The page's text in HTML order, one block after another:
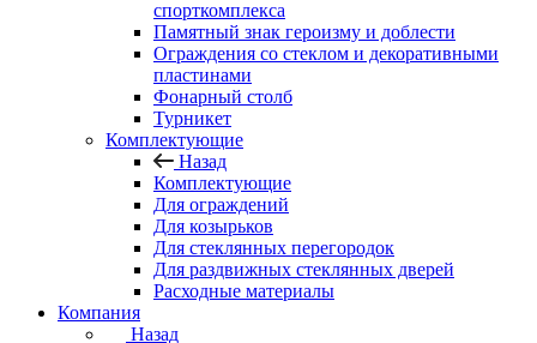
спорткомплекса
Памятный знак героизму и доблести
Ограждения со стеклом и декоративными
пластинами
Фонарный столб
Турникет
Комплектующие
Назад
Комплектующие
Для ограждений
Для козырьков
Для стеклянных перегородок
Для раздвижных стеклянных дверей
Расходные материалы
Компания
Назад